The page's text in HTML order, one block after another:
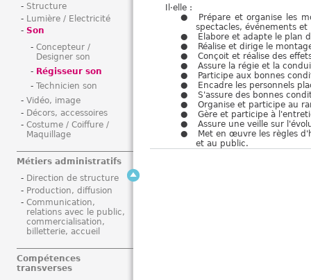
Il·elle :
Prépare et organise les
spectacles, événements
Elabore et adapte le plan
Réalise et dirige le
Conçoit et réalise des
Assure la régie et la
Participe aux bonnes
Encadre les personnels
S'assure des bonnes
Organise et participe au
Gère et participe à
Assure une veille sur
Met en œuvre les règles
et au public.
Structure
Lumière / Electricité
Son
Concepteur /
Designer son
Régisseur son
Technicien son
Vidéo, image
Décors, accessoires
Costume / Coiffure /
Maquillage
Métiers administratifs
Direction de structure
Production, diffusion
Communication,
relations avec le public,
commercialisation,
billetterie, accueil
Compétences
transverses